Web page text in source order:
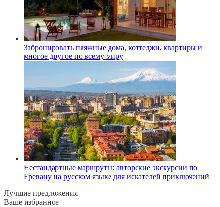
Забронировать пляжные дома, коттеджи, квартиры и
многое другое по всему миру
Нестандартные маршруты: авторские экскурсии по
Еревану на русском языке для искателей приключений
Лучшие предложения
Ваше избранное